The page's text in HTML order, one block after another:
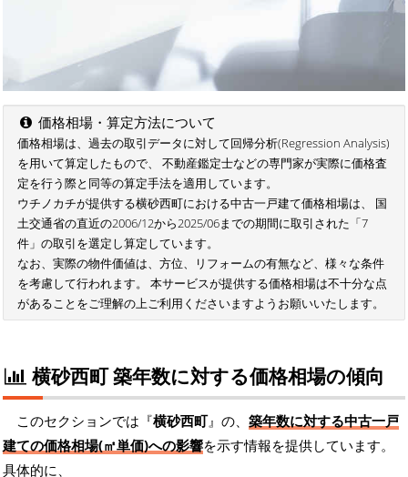
価格相場・算定方法について
価格相場は、過去の取引データに対して回帰分析(Regression Analysis)
を用いて算定したもので、 不動産鑑定士などの専門家が実際に価格査
定を行う際と同等の算定手法を適用しています。
ウチノカチが提供する横砂西町における中古一戸建て価格相場は、 国
土交通省の直近の2006/12から2025/06までの期間に取引された「7
件」の取引を選定し算定しています。
なお、実際の物件価値は、方位、リフォームの有無など、様々な条件
を考慮して行われます。 本サービスが提供する価格相場は不十分な点
があることをご理解の上ご利用くださいますようお願いいたします。
横砂西町 築年数に対する価格相場の傾向
このセクションでは『横砂西町』の、 築年数に対する中古一戸
建ての価格相場(㎡単価)への影響を示す情報を提供しています。
具体的に、